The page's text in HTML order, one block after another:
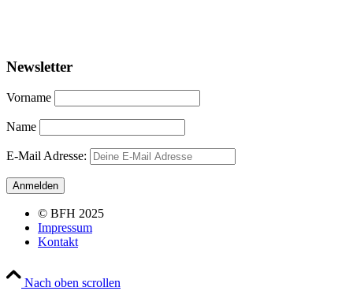
Newsletter
Vorname
Name
E-Mail Adresse:
© BFH 2025
Impressum
Kontakt
Nach oben scrollen